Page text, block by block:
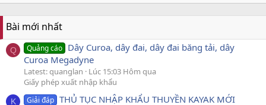
Bài mới nhất
Q Quảng cáo Dây Curoa, dây đai, dây đai băng tải, dây
Curoa Megadyne
Latest: quanglan
Lúc 15:03 Hôm qua
Giấy phép xuất nhập khẩu
K Giải đáp THỦ TỤC NHẬP KHẨU THUYỀN KAYAK MỚI